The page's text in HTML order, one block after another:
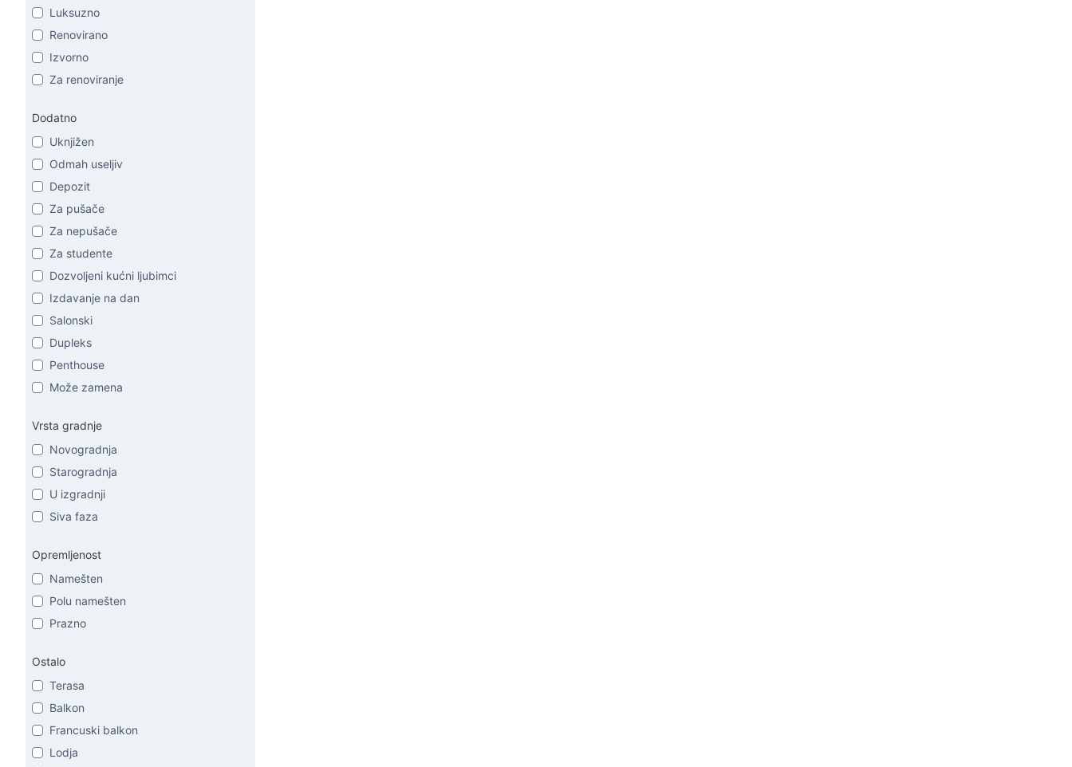
Luksuzno
Renovirano
Izvorno
Za renoviranje
Dodatno
Uknjižen
Odmah useljiv
Depozit
Za pušače
Za nepušače
Za studente
Dozvoljeni kućni ljubimci
Izdavanje na dan
Salonski
Dupleks
Penthouse
Može zamena
Vrsta gradnje
Novogradnja
Starogradnja
U izgradnji
Siva faza
Opremljenost
Namešten
Polu namešten
Prazno
Ostalo
Terasa
Balkon
Francuski balkon
Lodja